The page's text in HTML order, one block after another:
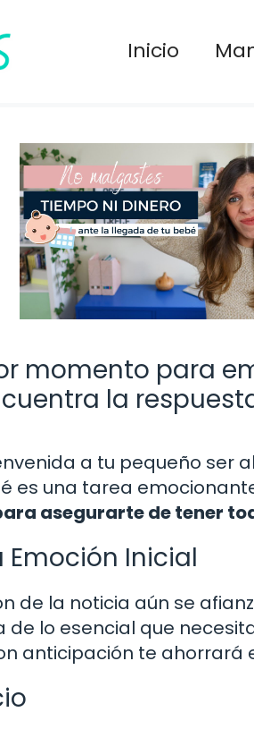
Inicio
momento para
la
a tu pequeño ser
es una tarea
asegurarte de tener
Emoción Inicial
de la noticia aún se
de lo esencial que
anticipación te ahorrará